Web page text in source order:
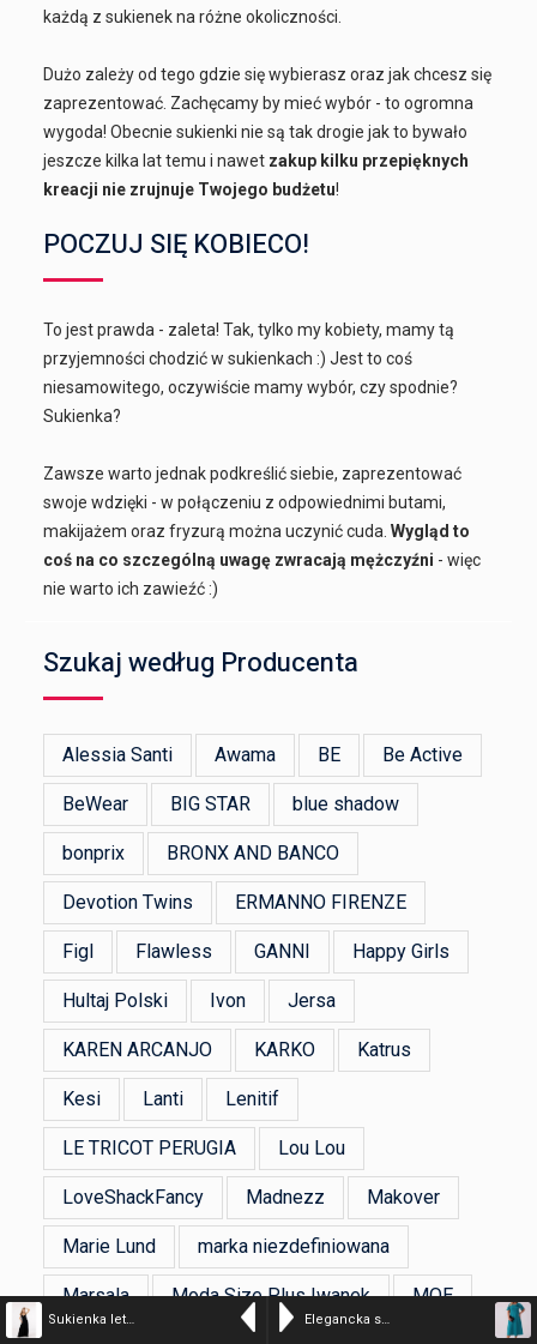
Sukienka letnia Moonholi Summer z odkrytymi plecami Elegancka sukienka Doris na wesele w odcieniach zieleni PLUS SIZE XXL
każdą z sukienek na różne okoliczności.
Dużo zależy od tego gdzie się wybierasz oraz jak chcesz się
zaprezentować. Zachęcamy by mieć wybór - to ogromna
wygoda! Obecnie sukienki nie są tak drogie jak to bywało
jeszcze kilka lat temu i nawet zakup kilku przepięknych
kreacji nie zrujnuje Twojego budżetu!
POCZUJ SIĘ KOBIECO!
To jest prawda - zaleta! Tak, tylko my kobiety, mamy tą
przyjemności chodzić w sukienkach :) Jest to coś
niesamowitego, oczywiście mamy wybór, czy spodnie?
Sukienka?
Zawsze warto jednak podkreślić siebie, zaprezentować
swoje wdzięki - w połączeniu z odpowiednimi butami,
makijażem oraz fryzurą można uczynić cuda.Wygląd to
coś na co szczególną uwagę zwracają mężczyźni - więc
nie warto ich zawieźć :)
Szukaj według Producenta
Alessia Santi Awama BE Be Active
BeWear BIG STAR blue shadow
bonprix BRONX AND BANCO
Devotion Twins ERMANNO FIRENZE
Figl Flawless GANNI Happy Girls
Hultaj Polski Ivon Jersa
KAREN ARCANJO KARKO Katrus
Kesi Lanti Lenitif
LE TRICOT PERUGIA Lou Lou
LoveShackFancy Madnezz Makover
Marie Lund marka niezdefiniowana
Marsala Moda Size Plus Iwanek MOE